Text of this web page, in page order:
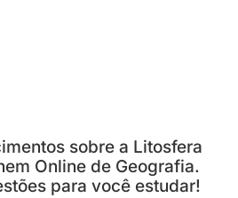
sobre a Litosfera
Online de Geografia.
para você estudar!